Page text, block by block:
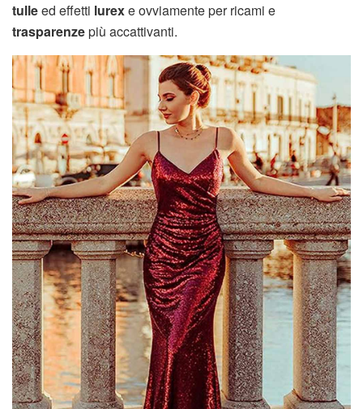
tulleed effetti lurexe ovviamente per ricami e
trasparenzepiù accattivanti.